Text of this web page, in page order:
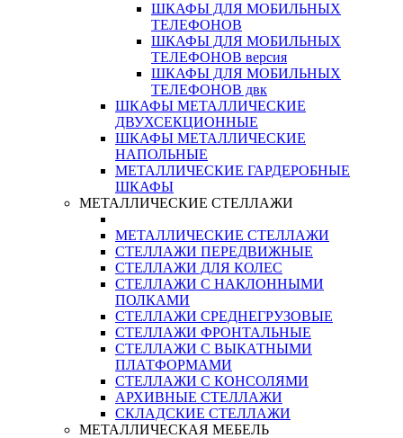
ШКАФЫ ДЛЯ МОБИЛЬНЫХ
ТЕЛЕФОНОВ
ШКАФЫ ДЛЯ МОБИЛЬНЫХ
ТЕЛЕФОНОВ версия
ШКАФЫ ДЛЯ МОБИЛЬНЫХ
ТЕЛЕФОНОВ двк
ШКАФЫ МЕТАЛЛИЧЕСКИЕ
ДВУХСЕКЦИОННЫЕ
ШКАФЫ МЕТАЛЛИЧЕСКИЕ
НАПОЛЬНЫЕ
МЕТАЛЛИЧЕСКИЕ ГАРДЕРОБНЫЕ
ШКАФЫ
МЕТАЛЛИЧЕСКИЕ СТЕЛЛАЖИ
МЕТАЛЛИЧЕСКИЕ СТЕЛЛАЖИ
СТЕЛЛАЖИ ПЕРЕДВИЖНЫЕ
СТЕЛЛАЖИ ДЛЯ КОЛЕС
СТЕЛЛАЖИ С НАКЛОННЫМИ
ПОЛКАМИ
СТЕЛЛАЖИ СРЕДНЕГРУЗОВЫЕ
СТЕЛЛАЖИ ФРОНТАЛЬНЫЕ
СТЕЛЛАЖИ С ВЫКАТНЫМИ
ПЛАТФОРМАМИ
СТЕЛЛАЖИ С КОНСОЛЯМИ
АРХИВНЫЕ СТЕЛЛАЖИ
СКЛАДСКИЕ СТЕЛЛАЖИ
МЕТАЛЛИЧЕСКАЯ МЕБЕЛЬ